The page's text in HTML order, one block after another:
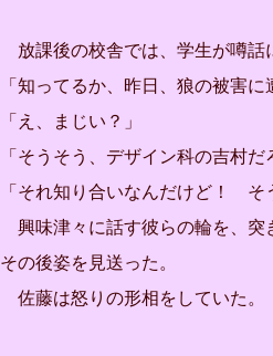
放課後の校舎では、学生が噂話
「知ってるか、昨日、狼の被害
「え、まじい？」
「そうそう、デザイン科の吉村だ
「それ知り合いなんだけど！ そ
興味津々に話す彼らの輪を、突
その後姿を見送った。
佐藤は怒りの形相をしていた。